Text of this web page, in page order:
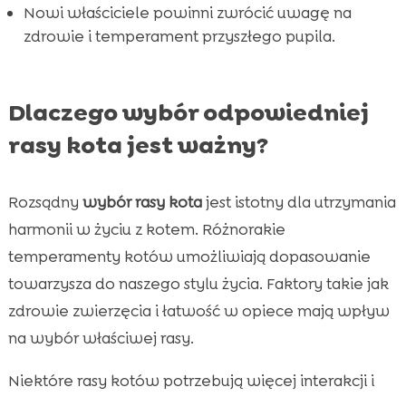
Nowi właściciele powinni zwrócić uwagę na
zdrowie i temperament przyszłego pupila.
Dlaczego wybór odpowiedniej
rasy kota jest ważny?
Rozsądny wybór rasy kotajest istotny dla utrzymania
harmonii w życiu z kotem. Różnorakie
temperamenty kotów umożliwiają dopasowanie
towarzysza do naszego stylu życia. Faktory takie jak
zdrowie zwierzęcia i łatwość w opiece mają wpływ
na wybór właściwej rasy.
Niektóre rasy kotów potrzebują więcej interakcji i